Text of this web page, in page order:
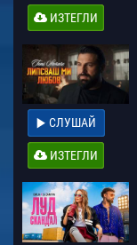
ИЗТЕГЛИ
СЛУШАЙ
ИЗТЕГЛИ